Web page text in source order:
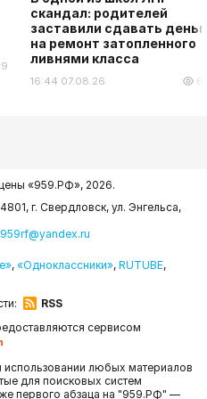
скандал: родителей
заставили сдавать
на ремонт затопленного
ливнями класса
16:44 07.08.26
«959.РФ», 2026.
г. Свердловск, ул. Энгельса,
, «Одноклассники», RUTUBE,
RSS
сервисом
использовании любых материалов
для поисковых систем
первого абзаца на "959.РФ" —